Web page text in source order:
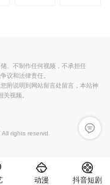
留言反
、不制作任何视频，不承担任
议和法律责任。
附说明到网站留言处留言，本站神
视频。
All rights reservd.
动漫 抖音短剧